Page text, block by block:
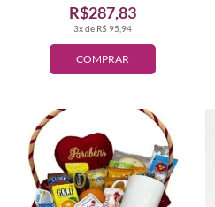
COMPRAR
3x de R$ 95,94
R$287,83